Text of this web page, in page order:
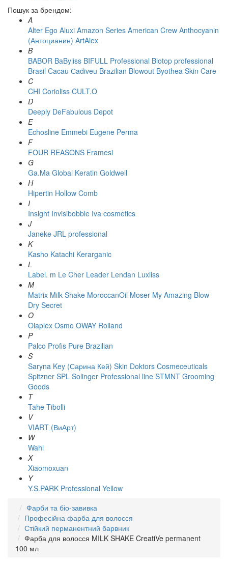
Пошук за брендом:
A
Alter Ego Aluxi Amazon Series American Crew Anthocyanin
(Антоцианин) ArtAlex
B
BABOR BaByliss BIFULL Professional Biotop professional
Brasil Cacau Сadiveu Brazilian Blowout Byothea Skin Care
C
CHI Corioliss CULT.O
D
Deeply DeFabulous Depot
E
Echosline Emmebi Eugene Perma
F
FOUR REASONS Framesi
G
Ga.Ma Global Keratin Goldwell
H
Hipertin Hollow Comb
I
Insight Invisibobble Iva cosmetics
J
Janeke JRL professional
K
Kasho Katachi Kerarganic
L
Label. m Le Cher Leader Lendan Luxliss
M
Matrix Milk Shake MoroccanOil Moser My Amazing Blow
Dry Secret
O
Olaplex Osmo OWAY Rolland
P
Palco Profis Pure Brazilian
S
Saryna Key (Сарина Кей) Skin Doktors Cosmeceuticals
Spitzner SPL Solinger Professional line STMNT Grooming
Goods
T
Tahe Tibolli
V
VIART (ВиАрт)
W
Wahl
X
Xiaomoxuan
Y
Y.S.PARK Professional Yellow
Фарби та біо-завивка
Професійна фарба для волосся
Стійкий перманентний барвник
Фарба для волосся MILK SHAKE CreatiVe permanent
100 мл